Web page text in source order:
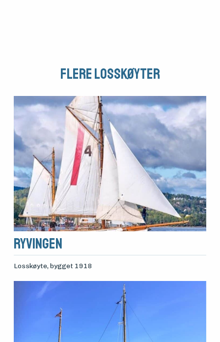
Flere Losskøyter
RYVINGEN
Losskøyte, bygget 1918